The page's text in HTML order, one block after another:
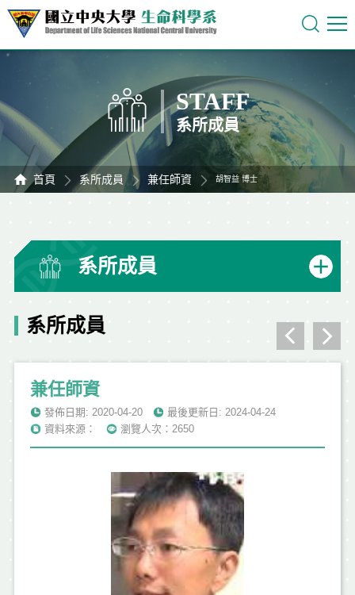
STAFF
系所成員
首頁 系所成員 兼任師資 胡智益 博士
系所成員
系所成員
兼任師資
發佈日期: 2020-04-20
最後更新日: 2024-04-24
資料來源：
瀏覽人次：2650